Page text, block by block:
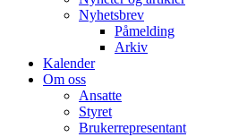
Nyhetsbrev
Påmelding
Arkiv
Kalender
Om oss
Ansatte
Styret
Brukerrepresentant